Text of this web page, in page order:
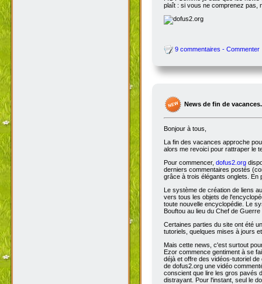
plaît : si vous ne comprenez pas,
9 commentaires - Commenter
News de fin de
Bonjour à tous,
La fin des vacances approche
alors me revoici pour rattraper le
Pour commencer, dofus2.org
derniers commentaires postés
grâce à trois élégants onglets. En
Le système de création de liens
vers tous les objets de
toute nouvelle encyclopédie. Le
Bouftou au lieu du Chef de
Certaines parties du site ont été
tutoriels, quelques mises à jours
Mais cette news, c'est surtout
Ezor commence gentiment à se
déjà et offre des vidéos-tutoriel
de dofus2.org une vidéo
conscient que lire les gros pavés
distrayant. Pour l'instant, seul le